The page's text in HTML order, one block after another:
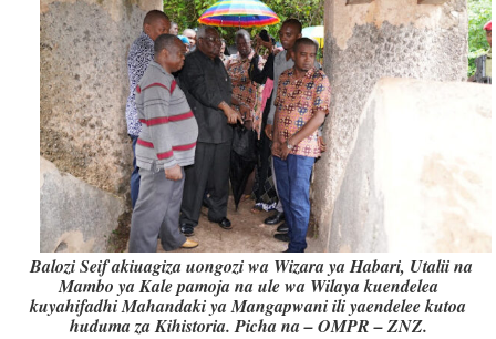
Balozi Seif akiuagiza uongozi wa Wizara ya Habari, Utalii na
Mambo ya Kale pamoja na ule wa Wilaya kuendelea
kuyahifadhi Mahandaki ya Mangapwani ili yaendelee kutoa
huduma za Kihistoria. Picha na – OMPR – ZNZ.